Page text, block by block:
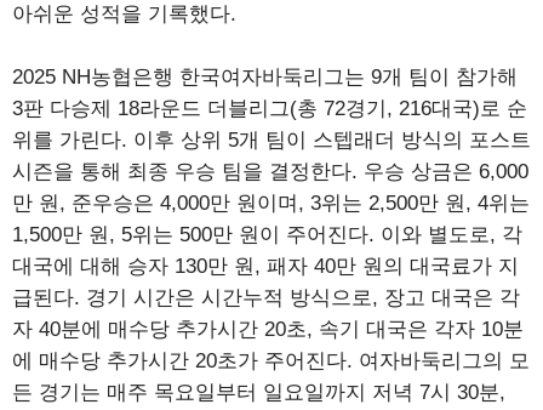
아쉬운 성적을 기록했다.
2025 NH농협은행 한국여자바둑리그는 9개 팀이 참가해
3판 다승제 18라운드 더블리그(총 72경기, 216대국)로 순
위를 가린다. 이후 상위 5개 팀이 스텝래더 방식의 포스트
시즌을 통해 최종 우승 팀을 결정한다. 우승 상금은 6,000
만 원, 준우승은 4,000만 원이며, 3위는 2,500만 원, 4위는
1,500만 원, 5위는 500만 원이 주어진다. 이와 별도로, 각
대국에 대해 승자 130만 원, 패자 40만 원의 대국료가 지
급된다. 경기 시간은 시간누적 방식으로, 장고 대국은 각
자 40분에 매수당 추가시간 20초, 속기 대국은 각자 10분
에 매수당 추가시간 20초가 주어진다. 여자바둑리그의 모
든 경기는 매주 목요일부터 일요일까지 저녁 7시 30분,